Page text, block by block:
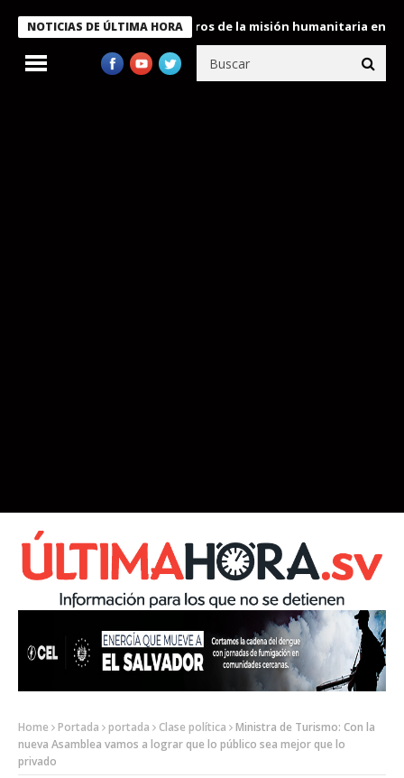
NOTICIAS DE ÚLTIMA HORA
condecora a miembros de la misión humanitaria enviada a
Home Portada portada Clase política
Ministra de Turismo: Con la
nueva Asamblea vamos a lograr que lo público sea mejor que lo
privado